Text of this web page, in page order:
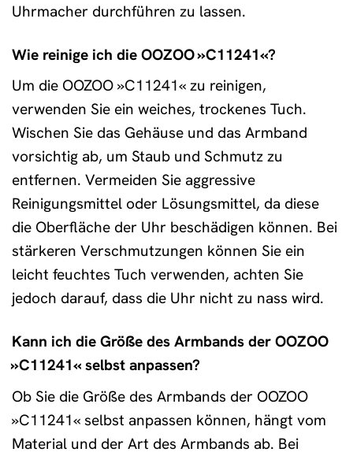
Uhrmacher durchführen zu lassen.
Wie reinige ich die OOZOO »C11241«?
Um die OOZOO »C11241« zu reinigen,
verwenden Sie ein weiches, trockenes Tuch.
Wischen Sie das Gehäuse und das Armband
vorsichtig ab, um Staub und Schmutz zu
entfernen. Vermeiden Sie aggressive
Reinigungsmittel oder Lösungsmittel, da diese
die Oberfläche der Uhr beschädigen können. Bei
stärkeren Verschmutzungen können Sie ein
leicht feuchtes Tuch verwenden, achten Sie
jedoch darauf, dass die Uhr nicht zu nass wird.
Kann ich die Größe des Armbands der OOZOO
»C11241« selbst anpassen?
Ob Sie die Größe des Armbands der OOZOO
»C11241« selbst anpassen können, hängt vom
Material und der Art des Armbands ab. Bei